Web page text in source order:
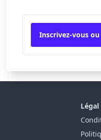
Inscrivez-vous
Légal